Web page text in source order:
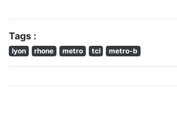
Tags :
lyon rhone metro tcl metro-b